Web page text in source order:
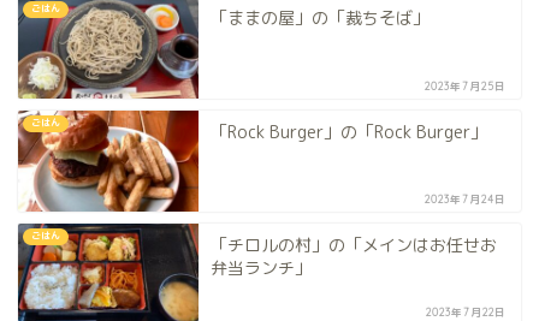
ごはん 「ままの屋」の「裁ちそば」
2023年7月25日
ごはん 「Rock Burger」の「Rock Burger」
2023年7月24日
ごはん
「チロルの村」の「メインはお任せお
弁当ランチ」
2023年7月22日